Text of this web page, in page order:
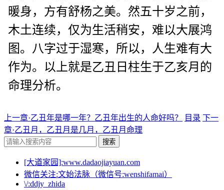
暖身，方有舒杨之美。然五十岁之前，
木土连续，仅为生活稍安，难以大展鸿
图。八字过于湿寒，所以，人生难有大
作为。以上就是乙丑日柱生于乙亥月的
命理分析。
上一章·乙丑年是哪一年？乙丑年出生的人命好吗？ 目录 下一
章·乙丑月，乙丑月是几月，乙丑月命理
搜索
[大道家园]:www.dadaojiayuan.com
微信关注:文始法脉（微信号:wenshifamai）
\/:ddjy_zhida